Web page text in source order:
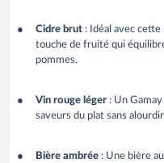
Cidre brut : Idéal avec
touche de fruité qui
pommes.
Vin rouge léger : Un
saveurs du plat sans
Bière ambrée : Une bière